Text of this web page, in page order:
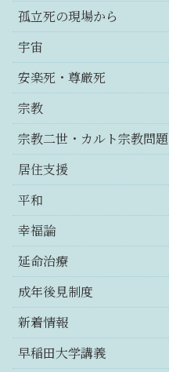
孤立死の現場から
宇宙
安楽死・尊厳死
宗教
宗教二世・カルト宗教問題
居住支援
平和
幸福論
延命治療
成年後見制度
新着情報
早稲田大学講義